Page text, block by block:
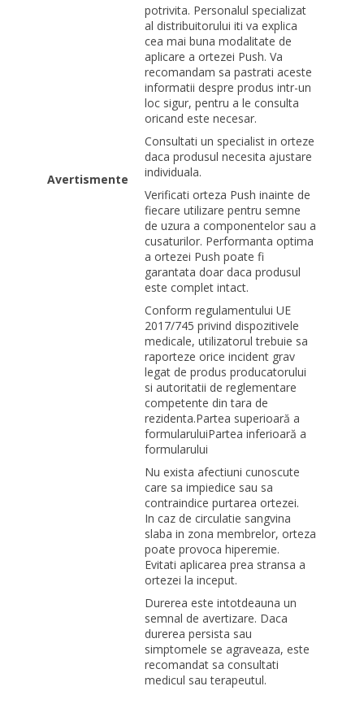
Avertismente
potrivita. Personalul specializat
al distribuitorului iti va explica
cea mai buna modalitate de
aplicare a ortezei Push. Va
recomandam sa pastrati aceste
informatii despre produs intr-un
loc sigur, pentru a le consulta
oricand este necesar.
Consultati un specialist in orteze
daca produsul necesita ajustare
individuala.
Verificati orteza Push inainte de
fiecare utilizare pentru semne
de uzura a componentelor sau a
cusaturilor. Performanta optima
a ortezei Push poate fi
garantata doar daca produsul
este complet intact.
Conform regulamentului UE
2017/745 privind dispozitivele
medicale, utilizatorul trebuie sa
raporteze orice incident grav
legat de produs producatorului
si autoritatii de reglementare
competente din tara de
rezidenta.Partea superioară a
formularuluiPartea inferioară a
formularului
Nu exista afectiuni cunoscute
care sa impiedice sau sa
contraindice purtarea ortezei.
In caz de circulatie sangvina
slaba in zona membrelor, orteza
poate provoca hiperemie.
Evitati aplicarea prea stransa a
ortezei la inceput.
Durerea este intotdeauna un
semnal de avertizare. Daca
durerea persista sau
simptomele se agraveaza, este
recomandat sa consultati
medicul sau terapeutul.